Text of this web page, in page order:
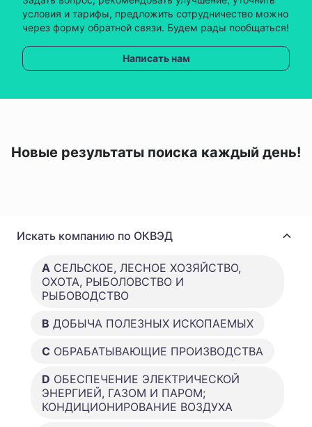
условия и тарифы, предложить сотрудничество можно
через форму обратной связи. Будем рады пообщаться!
Написать нам
Новые результаты поиска каждый день!
Искать компанию по ОКВЭД
A СЕЛЬСКОЕ, ЛЕСНОЕ ХОЗЯЙСТВО,
ОХОТА, РЫБОЛОВСТВО И
РЫБОВОДСТВО
B ДОБЫЧА ПОЛЕЗНЫХ ИСКОПАЕМЫХ
C ОБРАБАТЫВАЮЩИЕ ПРОИЗВОДСТВА
D ОБЕСПЕЧЕНИЕ ЭЛЕКТРИЧЕСКОЙ
ЭНЕРГИЕЙ, ГАЗОМ И ПАРОМ;
КОНДИЦИОНИРОВАНИЕ ВОЗДУХА